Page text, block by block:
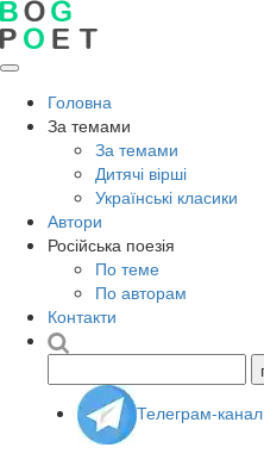
Головна
За темами
За темами
Дитячі вірші
Українські класики
Автори
Російська поезія
По теме
По авторам
Контакти
Телеграм-канал